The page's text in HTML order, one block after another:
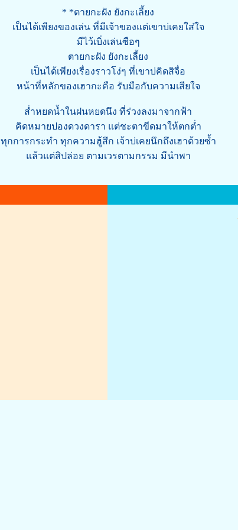
* *ตายกะฝัง ยังกะเลี้ยง
เป็นได้เพียงของเล่น ที่มีเจ้าของแต่เขาบ่เคยใส่ใจ
มีไว้เบิ่งเล่นซือๆ
ตายกะฝัง ยังกะเลี้ยง
เป็นได้เพียงเรื่องราวโง่ๆ ที่เขาบ่คิดสิจื่อ
หน้าที่หลักของเฮากะคือ รับมือกับความเสียใจ
ส่ำหยดน้ำในฝนหยดนึง ที่ร่วงลงมาจากฟ้า
คิดหมายปองดวงดารา แต่ชะตาขีดมาให้ตกต่ำ
ทุกการกระทำ ทุกความฮู้สึก เจ้าบ่เคยนึกถึงเฮาด้วยซ้ำ
แล้วแต่สิปล่อย ตามเวรตามกรรม มีนำพา